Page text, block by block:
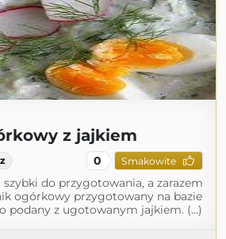
z jajkiem
0 Smakowite
szybki do przygotowania, a zarazem
ogórkowy przygotowany na bazie
podany z ugotowanym jajkiem. (...)